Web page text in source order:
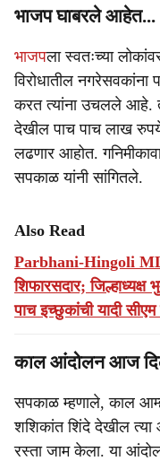
भाजप घाबरले आहेत...
भाजपला स्वतःच्या
विरोधातील
करत त्यांना उचलले आहे.
देखील पाच पाच लाख
लढणार आहोत.
सपकाळ यांनी सांगितले.
Also Read
Parbhani-Hingoli
शिफारसदार; जिल्हाध्यक्ष
पाच इच्छुकांची यादी
काल आंदोलन आज
सपकाळ म्हणाले, काल
शशिकांत शिंदे देखील त्या
रस्ता जाम केला. या